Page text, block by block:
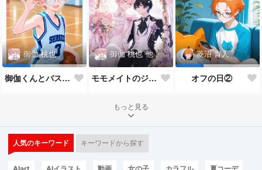
御伽 桃也
御伽くんとバスケ🏀
御伽 桃也 他
モモメイトのジューンブライド*:✨\( ॑˘ ॑◍\ 💒💍 ﾉ◍ ॑˘ ॑ )ﾉ✨:*
菱沼 青人
オフの日②
もっと見る
人気のキーワード キーワードから探す